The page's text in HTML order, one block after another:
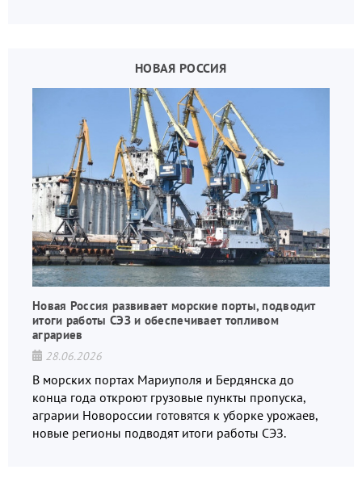
НОВАЯ РОССИЯ
Новая Россия развивает морские порты, подводит
итоги работы СЭЗ и обеспечивает топливом
аграриев
28.06.2026
В морских портах Мариуполя и Бердянска до
конца года откроют грузовые пункты пропуска,
аграрии Новороссии готовятся к уборке урожаев,
новые регионы подводят итоги работы СЭЗ.